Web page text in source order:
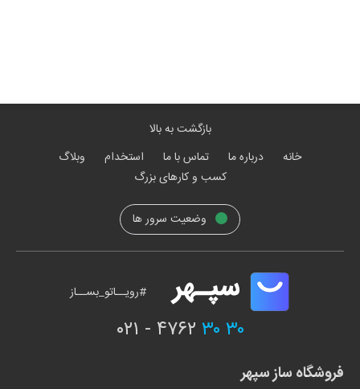
خانه درباره ما تماس با ما استخدام
وبلاگ
کسب و کارهای بزرگ
وضعیت سرور ها
بازگشت به بالا
#رویــاتو_بســاز
۰۲۱ - ۴۷۶۲ ۳۰ ۳۰
فروشگاه ساز سپهر